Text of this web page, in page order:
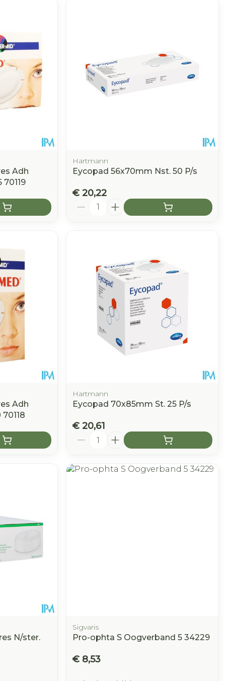
Adh
Hartmann
Eycopad 56x70mm Nst. 50 P/s
€ 20,22
Aantal
Adh
Hartmann
Eycopad 70x85mm St. 25 P/s
€ 20,61
Aantal
N/ster.
Sigvaris
Pro-ophta S Oogverband 5 34229
€ 8,53